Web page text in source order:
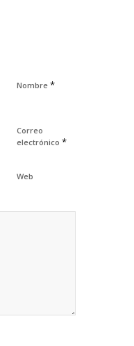
Nombre *
Correo
electrónico *
Web